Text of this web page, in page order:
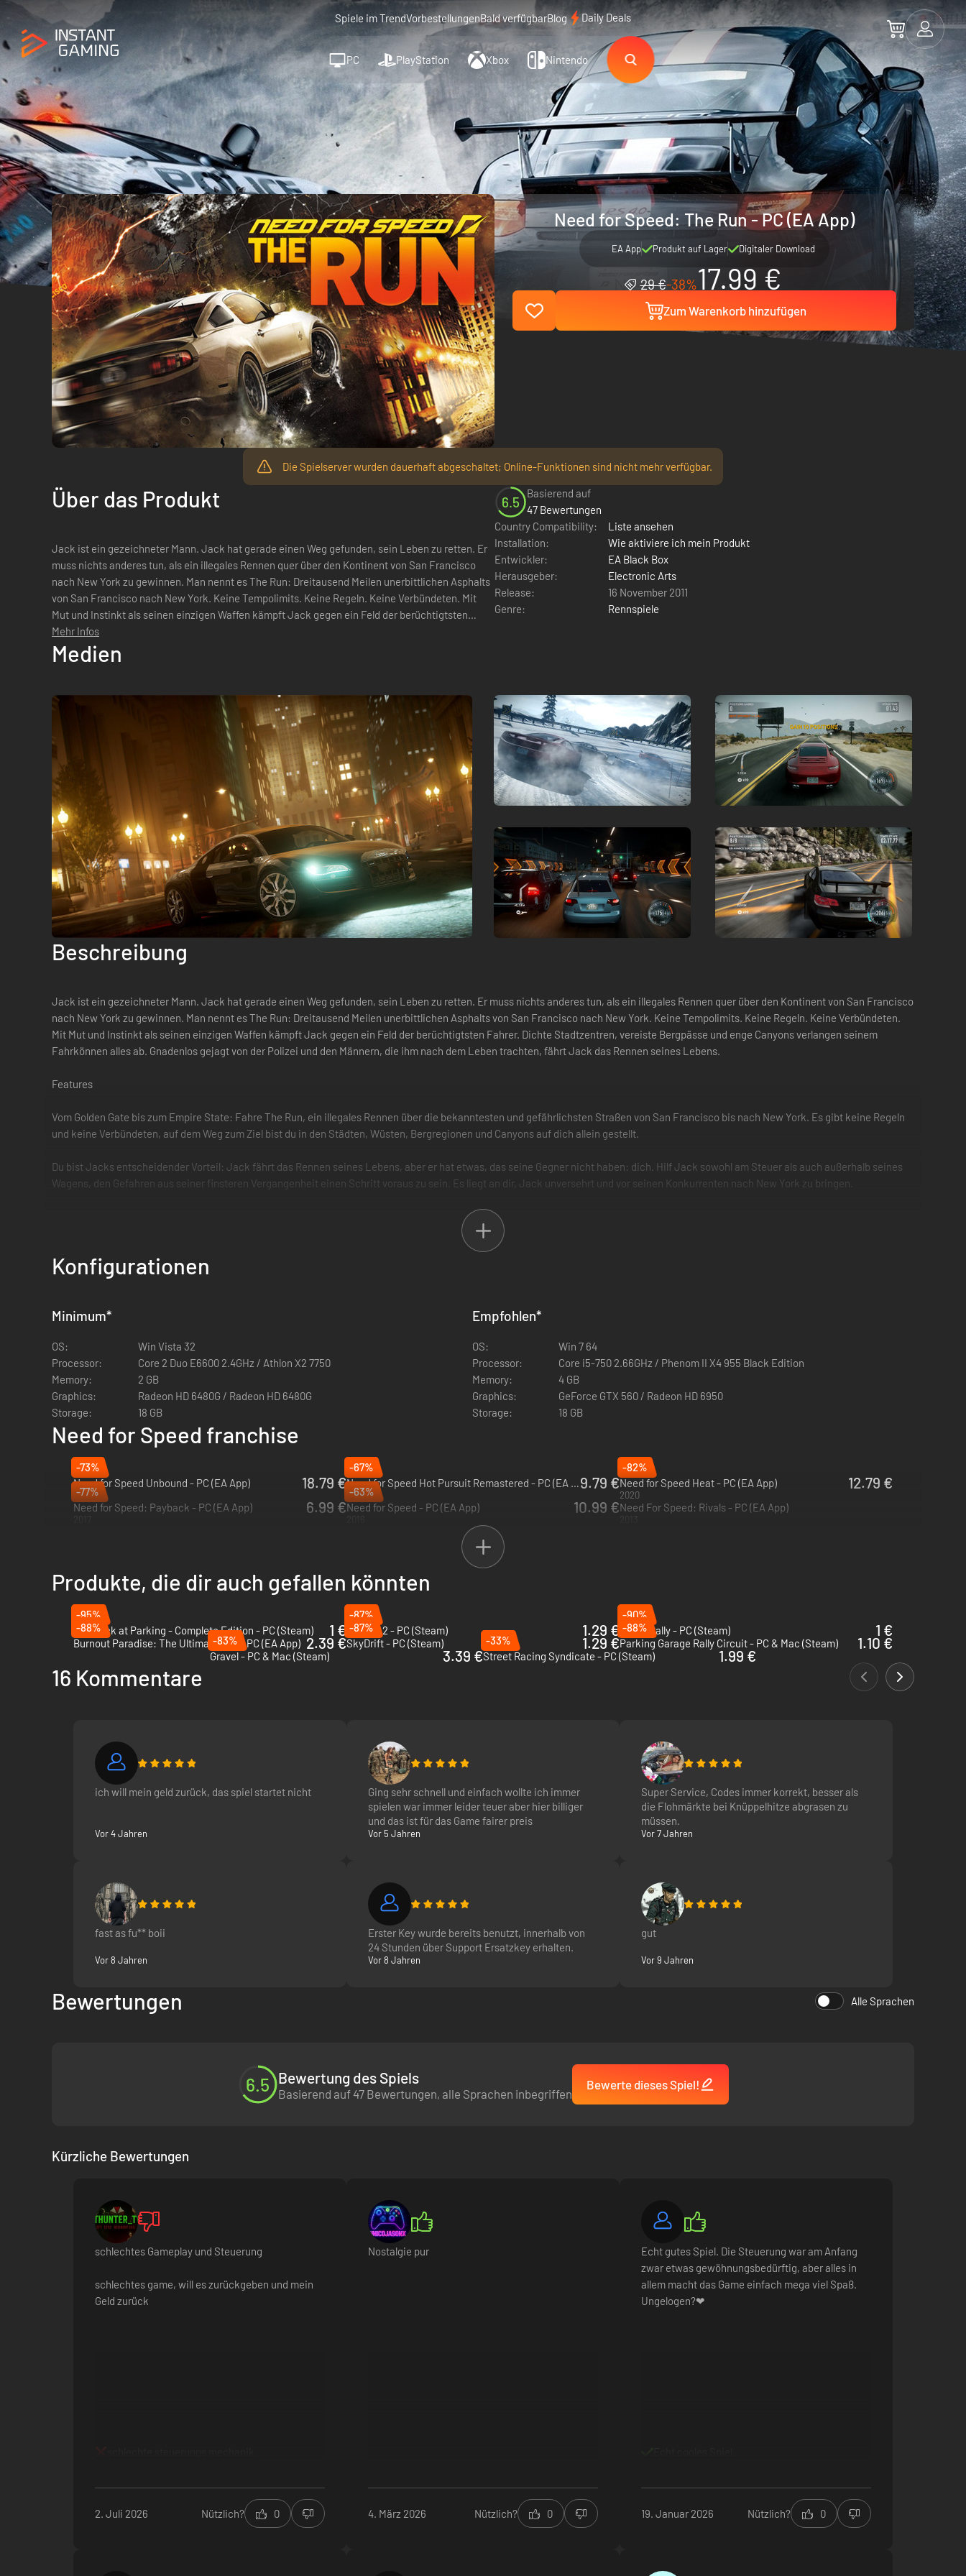
Spiele im TrendVorbestellungenBald verfügbarBlog Daily Deals
PC PlayStation Xbox Nintendo
Need for Speed: The Run - PC (EA App)
EA App Produkt auf Lager Digitaler Download
29 €-38%17.99 €
Zum Warenkorb hinzufügen
Die Spielserver wurden dauerhaft abgeschaltet; Online-Funktionen sind nicht mehr verfügbar.
Über das Produkt
Jack ist ein gezeichneter Mann. Jack hat gerade einen Weg gefunden, sein Leben zu retten. Er
muss nichts anderes tun, als ein illegales Rennen quer über den Kontinent von San Francisco
nach New York zu gewinnen. Man nennt es The Run: Dreitausend Meilen unerbittlichen Asphalts
von San Francisco nach New York. Keine Tempolimits. Keine Regeln. Keine Verbündeten. Mit
Mut und Instinkt als seinen einzigen Waffen kämpft Jack gegen ein Feld der berüchtigtsten
Fahrer. Dichte Stadtzentren, vereiste Be...
Mehr Infos
6.5
Basierend auf
47 Bewertungen
Country Compatibility:
Liste ansehen
Installation:
Wie aktiviere ich mein Produkt
Entwickler:
EA Black Box
Herausgeber:
Electronic Arts
Release:
16 November 2011
Genre:
Rennspiele
Medien
Beschreibung
Jack ist ein gezeichneter Mann. Jack hat gerade einen Weg gefunden, sein Leben zu retten. Er muss nichts anderes tun, als ein illegales Rennen quer über den Kontinent von San Francisco
nach New York zu gewinnen. Man nennt es The Run: Dreitausend Meilen unerbittlichen Asphalts von San Francisco nach New York. Keine Tempolimits. Keine Regeln. Keine Verbündeten.
Mit Mut und Instinkt als seinen einzigen Waffen kämpft Jack gegen ein Feld der berüchtigtsten Fahrer. Dichte Stadtzentren, vereiste Bergpässe und enge Canyons verlangen seinem
Fahrkönnen alles ab. Gnadenlos gejagt von der Polizei und den Männern, die ihm nach dem Leben trachten, fährt Jack das Rennen seines Lebens.
Features
Vom Golden Gate bis zum Empire State: Fahre The Run, ein illegales Rennen über die bekanntesten und gefährlichsten Straßen von San Francisco bis nach New York. Es gibt keine Regeln
und keine Verbündeten, auf dem Weg zum Ziel bist du in den Städten, Wüsten, Bergregionen und Canyons auf dich allein gestellt.
Du bist Jacks entscheidender Vorteil: Jack fährt das Rennen seines Lebens, aber er hat etwas, das seine Gegner nicht haben: dich. Hilf Jack sowohl am Steuer als auch außerhalb seines
Wagens, den Gefahren aus seiner finsteren Vergangenheit einen Schritt voraus zu sein. Es liegt an dir, Jack unversehrt und vor seinen Konkurrenten nach New York zu bringen.
Besiege deine Freunde: Verbinde dich mit Autolog. Vergleiche deine Zeiten mit denen, auf die es am meisten ankommt. Kämpfe darum, der Beste zu sein. Autolog hält deine gesamte
Karriere fest und sorgt dafür, dass jede Sekunde jedes Rennens zählt, um auf dem Weg nach New York der Schnellste zu sein.
Powered by Frostbite 2: Die leistungsstarke neue Frostbite 2-Engine, eine Entwicklung des preisgekrönten DICE Studios, sorgt mit ihren technischen Fortschritten für ein Spielerlebnis mit
bislang unerreichtem optischen Detailreichtum, lebendigen Umgebungen und emotionaler Wirkung.
Fahre oktangeladene Multiplayer-Rennen: Das zugänglichste Online-Rennerlebnis, das es je gegeben hat. Nutze die Matchmaking-Technologie, um in bereits laufende Rennen
Überlegenheit. Meistere alle Playlists, um dein Level zu verbessern und Zugang zu exklusiven Fahrzeugen, Upgrades und Fähigkeiten zu erlangen.
Konfigurationen
Minimum*
OS:
Win Vista 32
Processor:
Core 2 Duo E6600 2.4GHz / Athlon X2 7750
Memory:
2 GB
Graphics:
Radeon HD 6480G / Radeon HD 6480G
Storage:
18 GB
Empfohlen*
OS:
Win 7 64
Processor:
Core i5-750 2.66GHz / Phenom II X4 955 Black Edition
Memory:
4 GB
Graphics:
GeForce GTX 560 / Radeon HD 6950
Storage:
18 GB
Need for Speed franchise
-73%
Need for Speed Unbound - PC (EA App)
2022
18.79 €
-67%
Need for Speed Hot Pursuit Remastered - PC (EA App)
2020
9.79 €
-82%
Need for Speed Heat - PC (EA App)
2020
12.79 €
-77%
Need for Speed: Payback - PC (EA App)
6.99 €
-63%
Need for Speed - PC (EA App)
10.99 €Need For Speed: Rivals - PC (EA App)
Produkte, die dir auch gefallen könnten
-95%
You Suck at Parking - Complete Edition - PC (Steam)
1 €
-87%
FlatOut 2 - PC (Steam)
1.29 €
-90%
Death Rally - PC (Steam)
1 €
-88%
Burnout Paradise: The Ultimate Box - PC (EA App) 2.39 €
-87%
SkyDrift - PC (Steam)
1.29 €
-88%
Parking Garage Rally Circuit - PC & Mac (Steam)
1.10 €
-83%
Gravel - PC & Mac (Steam)
3.39 €
-33%
Street Racing Syndicate - PC (Steam)
1.99 €
16 Kommentare
ich will mein geld zurück, das spiel startet nicht
Vor 4 Jahren
Ging sehr schnell und einfach wollte ich immer
spielen war immer leider teuer aber hier billiger
und das ist für das Game fairer preis
Vor 5 Jahren
Super Service, Codes immer korrekt, besser als
die Flohmärkte bei Knüppelhitze abgrasen zu
müssen.
Vor 7 Jahren
fast as fu** boii
Vor 8 Jahren
Erster Key wurde bereits benutzt, innerhalb von
24 Stunden über Support Ersatzkey erhalten.
Vor 8 Jahren
gut
Vor 9 Jahren
Bewertungen Alle Sprachen
6.5 Bewertung des Spiels
Basierend auf 47 Bewertungen, alle Sprachen inbegriffen
Bewerte dieses Spiel!
Kürzliche Bewertungen
schlechtes Gameplay und Steuerung
schlechtes game, will es zurückgeben und mein
Geld zurück
2. Juli 2026 Nützlich? 0
Nostalgie pur
4. März 2026 Nützlich? 0
Echt gutes Spiel. Die Steuerung war am Anfang
zwar etwas gewöhnungsbedürftig, aber alles in
allem macht das Game einfach mega viel Spaß.
Ungelogen?❤
19. Januar 2026 Nützlich? 0